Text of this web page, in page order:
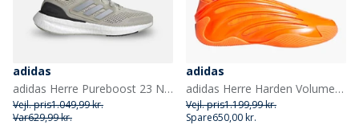
adidas
adidas Herre Pureboost 23 Neutrale Løbesko Putty Grey/Silver Metallic/Core Black
Vejl. pris1.049,99 kr.
Var629,99 kr.
adidas
adidas Herre Harden Volume 9 'Dynamo' Basketballsko Solar Orange/Core Black/Collegiate Purple
Vejl. pris1.199,99 kr.
Spare650,00 kr.